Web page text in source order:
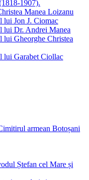
1907).
Manea Loizanu
lui Jon J. Ciomac
lui Dr. Andrei Manea
lui Gheorghe Christea
lui Garabet Ciollac
armean Botoșani
Ștefan cel Mare și